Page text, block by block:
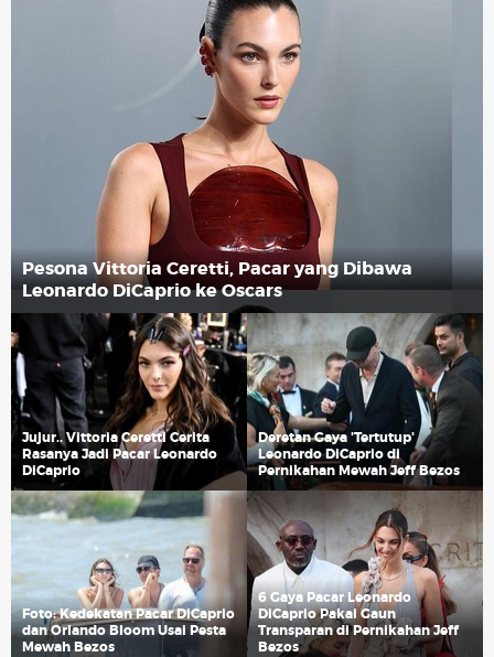
Pesona Vittoria Ceretti, Pacar yang Dibawa
Leonardo DiCaprio ke Oscars
Jujur.. Vittoria Ceretti Cerita
Rasanya Jadi Pacar Leonardo
DiCaprio
Deretan Gaya 'Tertutup'
Leonardo DiCaprio di
Pernikahan Mewah Jeff Bezos
Foto: Kedekatan Pacar DiCaprio
dan Orlando Bloom Usai Pesta
Mewah Bezos
6 Gaya Pacar Leonardo
DiCaprio Pakai Gaun
Transparan di Pernikahan Jeff
Bezos